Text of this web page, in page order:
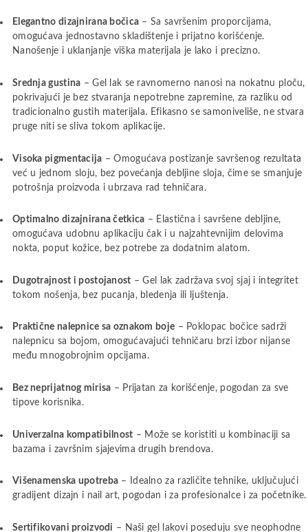
Elegantno dizajnirana bočica – Sa savršenim proporcijama,
omogućava jednostavno skladištenje i prijatno korišćenje.
Nanošenje i uklanjanje viška materijala je lako i precizno.
Srednja gustina – Gel lak se ravnomerno nanosi na nokatnu ploču,
pokrivajući je bez stvaranja nepotrebne zapremine, za razliku od
tradicionalno gustih materijala. Efikasno se samoniveliše, ne stvara
pruge niti se sliva tokom aplikacije.
Visoka pigmentacija – Omogućava postizanje savršenog rezultata
već u jednom sloju, bez povećanja debljine sloja, čime se smanjuje
potrošnja proizvoda i ubrzava rad tehničara.
Optimalno dizajnirana četkica – Elastična i savršene debljine,
omogućava udobnu aplikaciju čak i u najzahtevnijim delovima
nokta, poput kožice, bez potrebe za dodatnim alatom.
Dugotrajnost i postojanost – Gel lak zadržava svoj sjaj i integritet
tokom nošenja, bez pucanja, bledenja ili ljuštenja.
Praktične nalepnice sa oznakom boje – Poklopac bočice sadrži
nalepnicu sa bojom, omogućavajući tehničaru brzi izbor nijanse
među mnogobrojnim opcijama.
Bez neprijatnog mirisa – Prijatan za korišćenje, pogodan za sve
tipove korisnika.
Univerzalna kompatibilnost – Može se koristiti u kombinaciji sa
bazama i završnim sjajevima drugih brendova.
Višenamenska upotreba – Idealno za različite tehnike, uključujući
gradijent dizajn i nail art, pogodan i za profesionalce i za početnike.
Sertifikovani proizvodi – Naši gel lakovi poseduju sve neophodne